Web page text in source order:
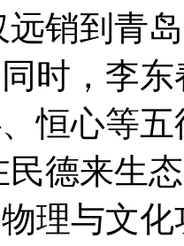
远销到青
时，李
恒心等
民德来生
物理与文